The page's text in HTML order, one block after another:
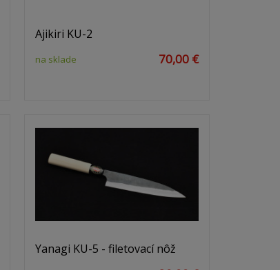
Ajikiri KU-2
na sklade 70,00 €
Yanagi KU-5 - filetovací nôž